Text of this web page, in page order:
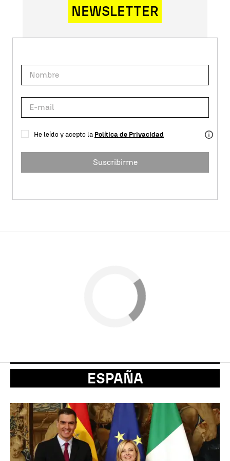
NEWSLETTER
He leído y acepto la Política de Privacidad
Suscribirme
ESPAÑA